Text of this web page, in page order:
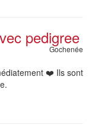
pedigree
Gochenée
❤️ Ils sont